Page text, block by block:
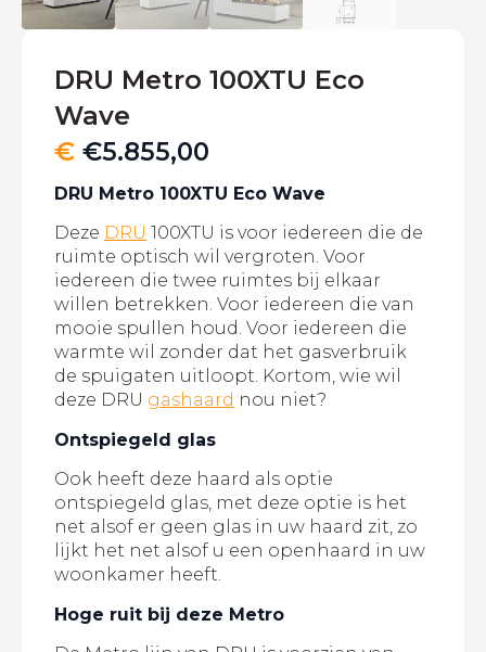
DRU Metro 100XTU Eco
Wave
€ €5.855,00
DRU Metro 100XTU Eco Wave
Deze DRU 100XTU is voor iedereen die de
ruimte optisch wil vergroten. Voor
iedereen die twee ruimtes bij elkaar
willen betrekken. Voor iedereen die van
mooie spullen houd. Voor iedereen die
warmte wil zonder dat het gasverbruik
de spuigaten uitloopt. Kortom, wie wil
deze DRU gashaard nou niet?
Ontspiegeld glas
Ook heeft deze haard als optie
ontspiegeld glas, met deze optie is het
net alsof er geen glas in uw haard zit, zo
lijkt het net alsof u een openhaard in uw
woonkamer heeft.
Hoge ruit bij deze Metro